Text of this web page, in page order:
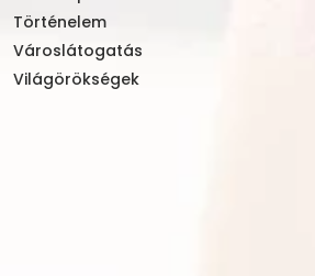
Történelem
Városlátogatás
Világörökségek